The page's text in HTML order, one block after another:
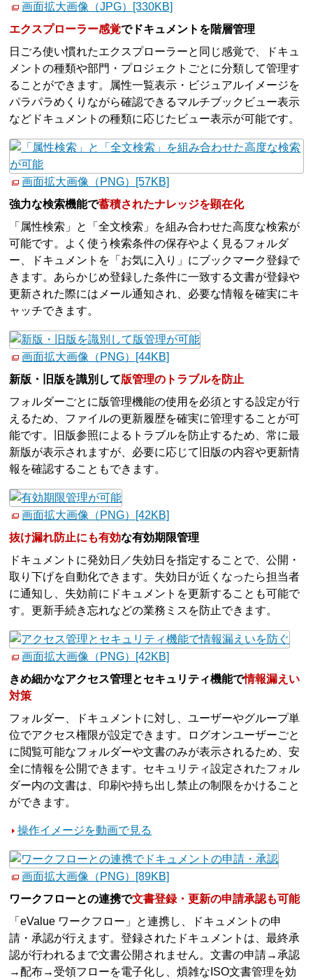
画面拡大画像（JPG）[330KB]
エクスプローラー感覚でドキュメントを階層管理
日ごろ使い慣れたエクスプローラーと同じ感覚で、ドキュ
メントの種類や部門・プロジェクトごとに分類して管理す
ることができます。属性一覧表示・ビジュアルイメージを
パラパラめくりながら確認できるマルチブックビュー表示
などドキュメントの種類に応じたビュー表示が可能です。
画面拡大画像（PNG）[57KB]
強力な検索機能で蓄積されたナレッジを顕在化
「属性検索」と「全文検索」を組み合わせた高度な検索が
可能です。よく使う検索条件の保存やよく見るフォルダ
ー、ドキュメントを「お気に入り」にブックマーク登録で
きます。あらかじめ登録した条件に一致する文書が登録や
更新された際にはメール通知され、必要な情報を確実にキ
ャッチできます。
画面拡大画像（PNG）[44KB]
新版・旧版を識別して版管理のトラブルを防止
フォルダーごとに版管理機能の使用を必須とする設定が行
えるため、ファイルの更新履歴を確実に管理することが可
能です。旧版参照によるトラブルを防止するため、常に最
新版が表示されますが、必要に応じて旧版の内容や更新情
報を確認することもできます。
画面拡大画像（PNG）[42KB]
抜け漏れ防止にも有効な有効期限管理
ドキュメントに発効日／失効日を指定することで、公開・
取り下げを自動化できます。失効日が近くなったら担当者
に通知し、失効前にドキュメントを更新することも可能で
す。更新手続き忘れなどの業務ミスを防止できます。
画面拡大画像（PNG）[42KB]
きめ細かなアクセス管理とセキュリティ機能で情報漏えい
対策
フォルダー、ドキュメントに対し、ユーザーやグループ単
位でアクセス権限が設定できます。ログオンユーザーごと
に閲覧可能なフォルダーや文書のみが表示されるため、安
全に情報を公開できます。セキュリティ設定されたフォル
ダー内の文書は、印刷や持ち出し禁止の制限をかけること
ができます。
操作イメージを動画で見る
画面拡大画像（PNG）[89KB]
ワークフローとの連携で文書登録・更新の申請承認も可能
「eValue ワークフロー」と連携し、ドキュメントの申
請・承認が行えます。登録されたドキュメントは、最終承
認が行われるまで文書公開されません。文書の申請→承認
→配布→受領フローを電子化し、煩雑なISO文書管理を効